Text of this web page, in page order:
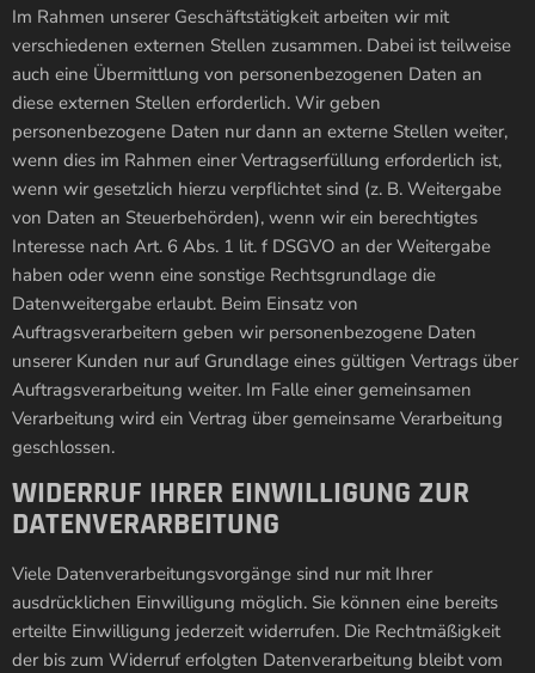
Im Rahmen unserer Geschäftstätigkeit arbeiten wir mit
verschiedenen externen Stellen zusammen. Dabei ist teilweise
auch eine Übermittlung von personenbezogenen Daten an
diese externen Stellen erforderlich. Wir geben
personenbezogene Daten nur dann an externe Stellen weiter,
wenn dies im Rahmen einer Vertragserfüllung erforderlich ist,
wenn wir gesetzlich hierzu verpflichtet sind (z. B. Weitergabe
von Daten an Steuerbehörden), wenn wir ein berechtigtes
Interesse nach Art. 6 Abs. 1 lit. f DSGVO an der Weitergabe
haben oder wenn eine sonstige Rechtsgrundlage die
Datenweitergabe erlaubt. Beim Einsatz von
Auftragsverarbeitern geben wir personenbezogene Daten
unserer Kunden nur auf Grundlage eines gültigen Vertrags über
Auftragsverarbeitung weiter. Im Falle einer gemeinsamen
Verarbeitung wird ein Vertrag über gemeinsame Verarbeitung
geschlossen.
WIDERRUF IHRER EINWILLIGUNG ZUR
DATENVERARBEITUNG
Viele Datenverarbeitungsvorgänge sind nur mit Ihrer
ausdrücklichen Einwilligung möglich. Sie können eine bereits
erteilte Einwilligung jederzeit widerrufen. Die Rechtmäßigkeit
der bis zum Widerruf erfolgten Datenverarbeitung bleibt vom